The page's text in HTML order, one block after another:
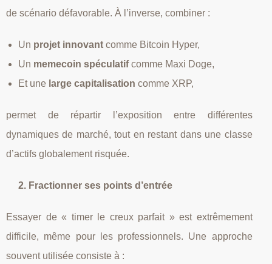
de scénario défavorable. À l’inverse, combiner :
Un projet innovant comme Bitcoin Hyper,
Un memecoin spéculatifcomme Maxi Doge,
Et une large capitalisation comme XRP,
permet de répartir l’exposition entre différentes
dynamiques de marché, tout en restant dans une classe
d’actifs globalement risquée.
2. Fractionner ses points d’entrée
Essayer de « timer le creux parfait » est extrêmement
difficile, même pour les professionnels. Une approche
souvent utilisée consiste à :